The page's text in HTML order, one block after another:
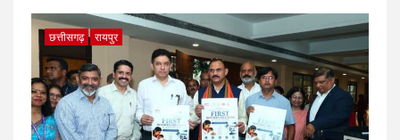
छत्तीसगढ़ रायपुर